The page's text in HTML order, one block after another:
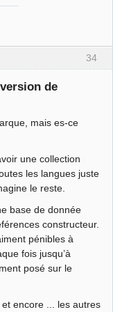
34
de
mais es-ce
une collection
les langues juste
le reste.
base de donnée
constructeur.
pénibles à
fois jusqu’à
posé sur le
encore ... les autres